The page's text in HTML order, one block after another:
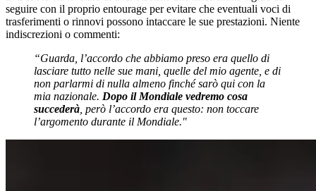
seguire con il proprio entourage per evitare che eventuali voci di
trasferimenti o rinnovi possono intaccare le sue prestazioni. Niente
indiscrezioni o commenti:
“Guarda, l’accordo che abbiamo preso era quello di
lasciare tutto nelle sue mani, quelle del mio agente, e di
non parlarmi di nulla almeno finché sarò qui con la
mia nazionale. Dopo il Mondiale vedremo cosa
succederà , però l’accordo era questo: non toccare
l’argomento durante il Mondiale."